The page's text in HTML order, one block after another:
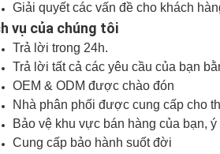
Giải quyết các vấn đề cho khách
vụ của chúng tôi
Trả lời trong 24h.
Trả lời tất cả các yêu cầu của bạn
OEM & ODM được chào đón
Nhà phân phối được cung cấp cho
Bảo vệ khu vực bán hàng của bạn,
Cung cấp bảo hành suốt đời